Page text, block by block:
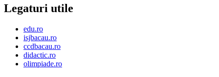
Legaturi utile
edu.ro
isjbacau.ro
ccdbacau.ro
didactic.ro
olimpiade.ro